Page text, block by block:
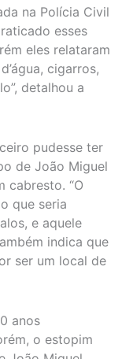
na Polícia Civil
esses
eles relataram
cigarros,
detalhou a
pudesse ter
de João Miguel
cabresto. “O
que seria
e aquele
indica que
ser um local de
anos
o estopim